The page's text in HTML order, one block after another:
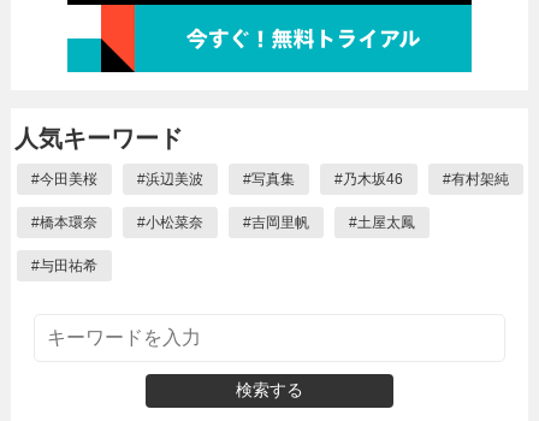
人気キーワード
#今田美桜 #浜辺美波 #写真集 #乃木坂46 #有村架純
#橋本環奈 #小松菜奈 #吉岡里帆 #土屋太鳳
#与田祐希
検索する